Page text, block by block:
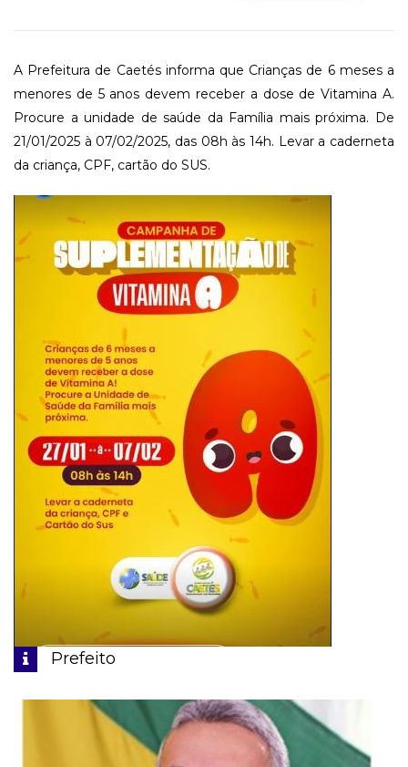
A Prefeitura de Caetés informa que Crianças de 6 meses a
menores de 5 anos devem receber a dose de Vitamina A.
Procure a unidade de saúde da Família mais próxima. De
21/01/2025 à 07/02/2025, das 08h às 14h. Levar a caderneta
da criança, CPF, cartão do SUS.
Prefeito